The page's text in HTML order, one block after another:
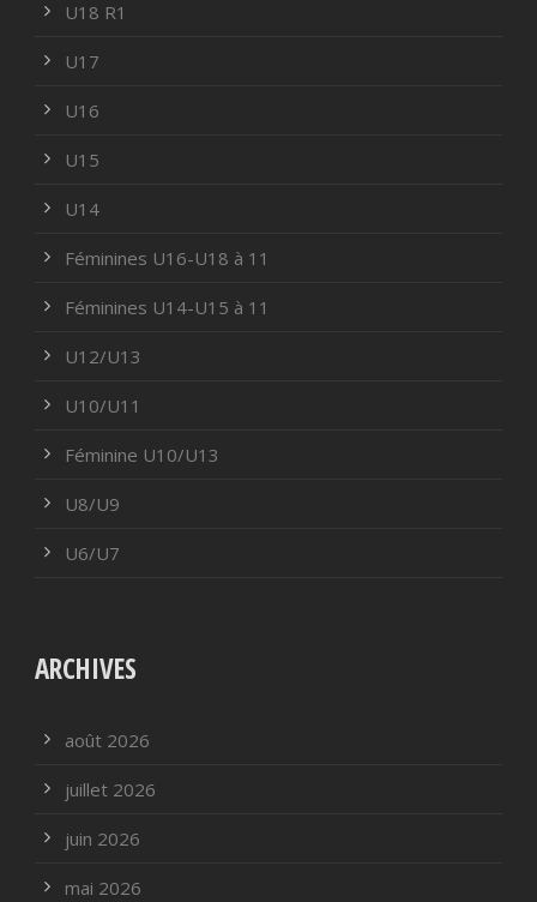
U18 R1
U17
U16
U15
U14
Féminines U16-U18 à 11
Féminines U14-U15 à 11
U12/U13
U10/U11
Féminine U10/U13
U8/U9
U6/U7
ARCHIVES
août 2026
juillet 2026
juin 2026
mai 2026